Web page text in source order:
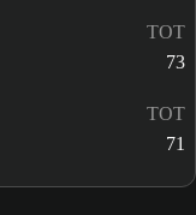
TOT
73
TOT
71